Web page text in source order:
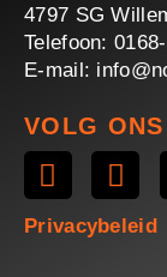
4797 SG
Telefoon:
E-mail:
VOLG ONS
Privacybeleid